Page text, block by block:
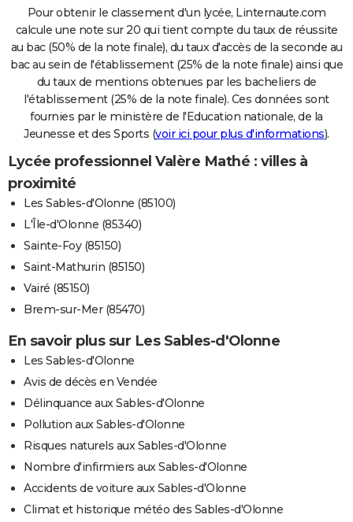
Pour obtenir le classement d'un lycée, Linternaute.com
calcule une note sur 20 qui tient compte du taux de réussite
au bac (50% de la note finale), du taux d'accès de la seconde au
bac au sein de l'établissement (25% de la note finale) ainsi que
du taux de mentions obtenues par les bacheliers de
l'établissement (25% de la note finale). Ces données sont
fournies par le ministère de l'Education nationale, de la
Jeunesse et des Sports (voir ici pour plus d'informations).
Lycée professionnel Valère Mathé : villes à
proximité
Les Sables-d'Olonne (85100)
L'Île-d'Olonne (85340)
Sainte-Foy (85150)
Saint-Mathurin (85150)
Vairé (85150)
Brem-sur-Mer (85470)
En savoir plus sur Les Sables-d'Olonne
Les Sables-d'Olonne
Avis de décès en Vendée
Délinquance aux Sables-d'Olonne
Pollution aux Sables-d'Olonne
Risques naturels aux Sables-d'Olonne
Nombre d'infirmiers aux Sables-d'Olonne
Accidents de voiture aux Sables-d'Olonne
Climat et historique météo des Sables-d'Olonne